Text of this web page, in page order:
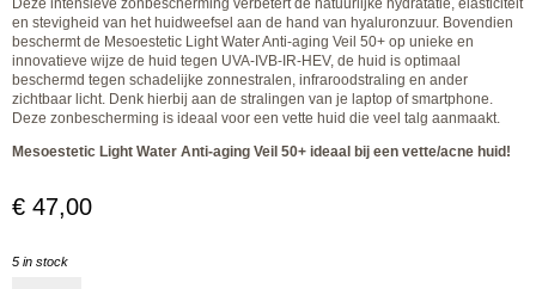
Deze intensieve zonbescherming verbetert de natuurlijke hydratatie, elasticiteit
en stevigheid van het huidweefsel aan de hand van hyaluronzuur. Bovendien
beschermt de Mesoestetic Light Water Anti-aging Veil 50+ op unieke en
innovatieve wijze de huid tegen UVA-IVB-IR-HEV, de huid is optimaal
beschermd tegen schadelijke zonnestralen, infraroodstraling en ander
zichtbaar licht. Denk hierbij aan de stralingen van je laptop of smartphone.
Deze zonbescherming is ideaal voor een vette huid die veel talg aanmaakt.
Mesoestetic Light Water Anti-aging Veil 50+ ideaal bij een vette/acne huid!
€ 47,00
5 in stock